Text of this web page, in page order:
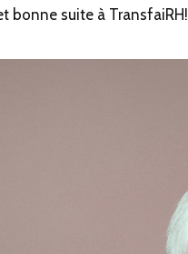
bonne suite à TransfaiRH!